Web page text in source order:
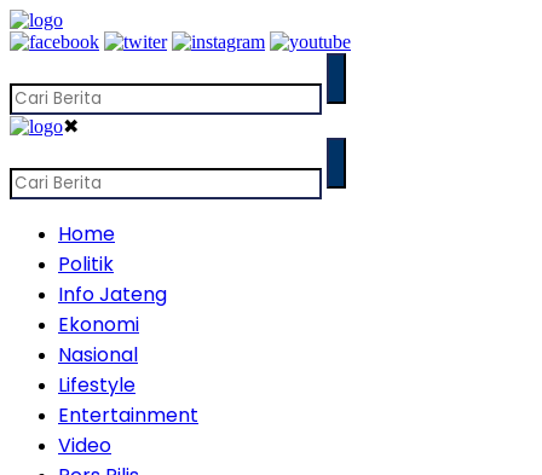
✖
Home
Politik
Info Jateng
Ekonomi
Nasional
Lifestyle
Entertainment
Video